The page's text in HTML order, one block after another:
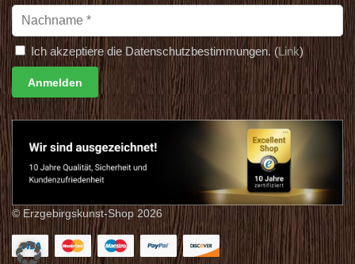
Ich akzeptiere die Datenschutzbestimmungen. (Link)
© Erzgebirgskunst-Shop 2026